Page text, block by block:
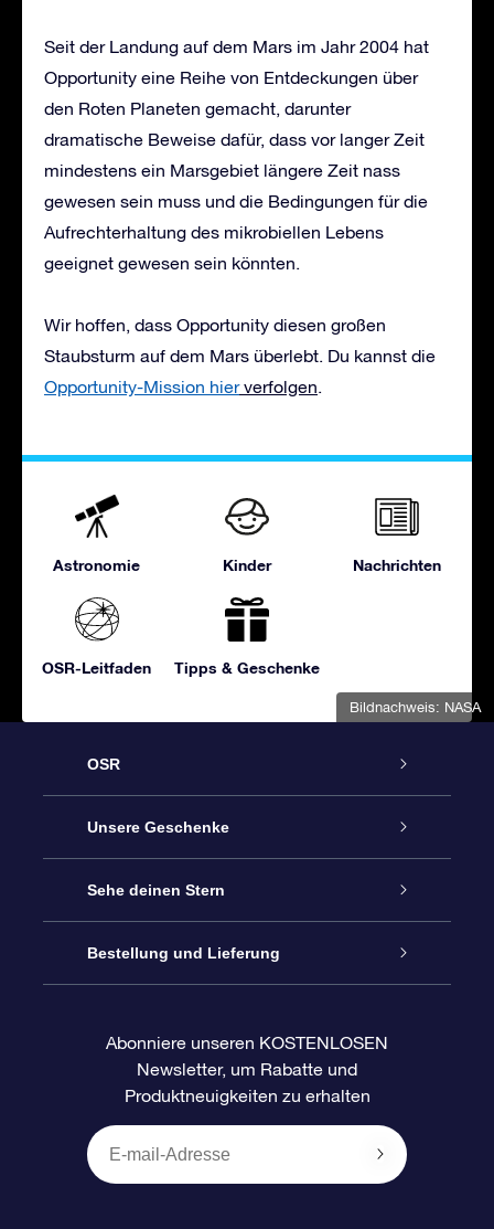
Bildnachweis: NASA
Seit der Landung auf dem Mars im Jahr 2004 hat
Opportunity eine Reihe von Entdeckungen über
den Roten Planeten gemacht, darunter
dramatische Beweise dafür, dass vor langer Zeit
mindestens ein Marsgebiet längere Zeit nass
gewesen sein muss und die Bedingungen für die
Aufrechterhaltung des mikrobiellen Lebens
geeignet gewesen sein könnten.
Wir hoffen, dass Opportunity diesen großen
Staubsturm auf dem Mars überlebt. Du kannst die
Opportunity-Mission hierverfolgen.
Astronomie Kinder Nachrichten
OSR-Leitfaden Tipps & Geschenke
OSR
Service
Kontakt
Blog
Bewertungen
Unsere Geschenke
Sterne schenken
OSR-Geschenkpaket
OSR-Geschenkgutschein
Firmengeschenke
Sehe deinen Stern
Sternregister
Personalisierte Sternseite
One Million Stars
Bestellung und Lieferung
Zahlungsinformationen
Versandinformationen
Abonniere unseren KOSTENLOSEN
Newsletter, um Rabatte und
Produktneuigkeiten zu erhalten